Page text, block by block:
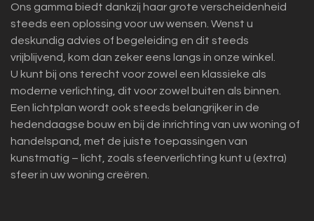
Ons gamma biedt dankzij haar grote verscheidenheid
steeds een oplossing voor uw wensen. Wenst u
deskundig advies of begeleiding en dit steeds
vrijblijvend, kom dan zeker eens langs in onze winkel.
U kunt bij ons terecht voor zowel een klassieke als
moderne verlichting, dit voor zowel buiten als binnen.
Een lichtplan wordt ook steeds belangrijker in de
hedendaagse bouw en bij de inrichting van uw woning of
handelspand, met de juiste toepassingen van
kunstmatig – licht, zoals sfeerverlichting kunt u (extra)
sfeer in uw woning creëren.